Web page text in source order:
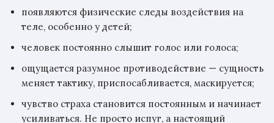
появляются физические следы воздействия на
теле, особенно у детей;
человек постоянно слышит голос или голоса;
ощущается разумное противодействие — сущность
меняет тактику, приспосабливается, маскируется;
чувство страха становится постоянным и начинает
усиливаться. Не просто испуг, а настоящий